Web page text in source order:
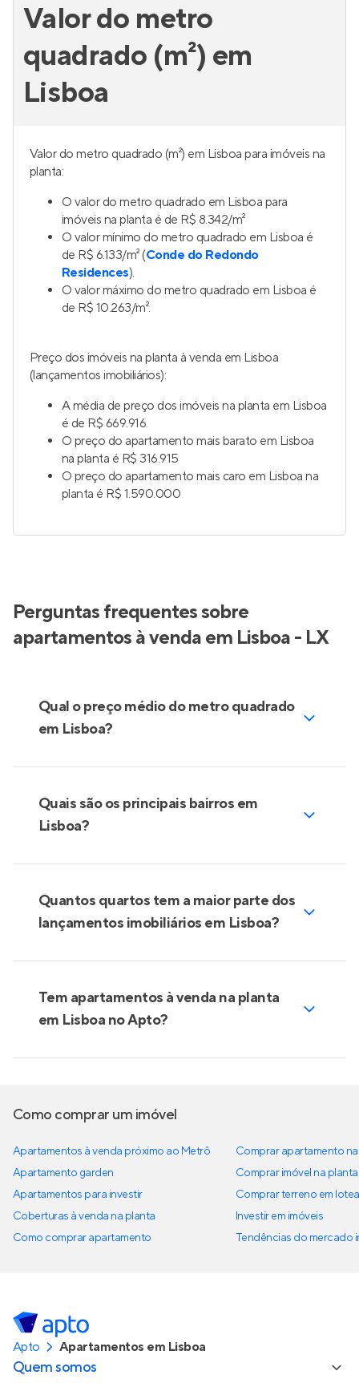
Valor do metro
quadrado (m²) em
Lisboa
Valor do metro quadrado (m²) em Lisboa para imóveis na
planta:
O valor do metro quadrado em Lisboa para
imóveis na planta é de R$ 8.342/m²
O valor mínimo do metro quadrado em Lisboa é
de R$ 6.133/m² (Conde do Redondo
Residences).
O valor máximo do metro quadrado em Lisboa é
de R$ 10.263/m².
Preço dos imóveis na planta à venda em Lisboa
(lançamentos imobiliários):
A média de preço dos imóveis na planta em Lisboa
é de R$ 669.916.
O preço do apartamento mais barato em Lisboa
na planta é R$ 316.915
O preço do apartamento mais caro em Lisboa na
planta é R$ 1.590.000
Perguntas frequentes sobre
apartamentos à venda em Lisboa - LX
Qual o preço médio do metro quadrado
em Lisboa?
Quais são os principais bairros em
Lisboa?
Quantos quartos tem a maior parte dos
lançamentos imobiliários em Lisboa?
Tem apartamentos à venda na planta
em Lisboa no Apto?
Como comprar um imóvel
Apartamentos à venda próximo ao Metrô
Apartamento garden
Apartamentos para investir
Coberturas à venda na planta
Como comprar apartamento
Comprar apartamento
Comprar imóvel na planta
Comprar terreno em
Investir em imóveis
Tendências do mercado
Apto Apartamentos em Lisboa
Quem somos